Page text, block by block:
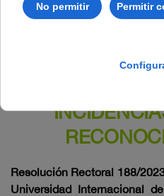
Publicado en:
Resolución Rectoral 188/
Universidad Internacional